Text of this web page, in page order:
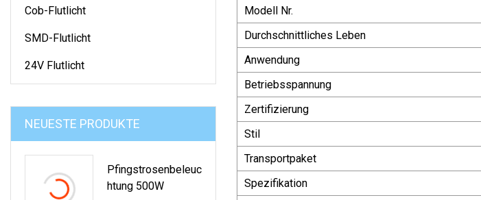
Cob-Flutlicht
SMD-Flutlicht
24V Flutlicht
NEUESTE PRODUKTE
Pfingstrosenbeleuc
Htung 500W
Modell Nr.
Durchschnittliches Leben
Anwendung
Betriebsspannung
Zertifizierung
Stil
Transportpaket
Spezifikation